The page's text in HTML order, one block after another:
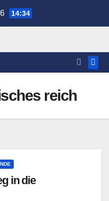
14:34
reich
in die